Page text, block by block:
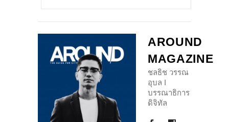
AROUND
MAGAZINE
ชลธิช วรรณ
อุบล I
บรรณาธิการ
ดิจิทัล